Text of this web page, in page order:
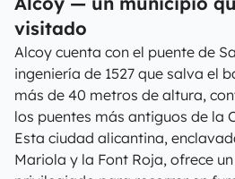
visitado
Alcoy cuenta con el puente de
ingeniería de 1527 que salva el
más de 40 metros de altura,
los puentes más antiguos de la
Esta ciudad alicantina,
Mariola y la Font Roja, ofrece